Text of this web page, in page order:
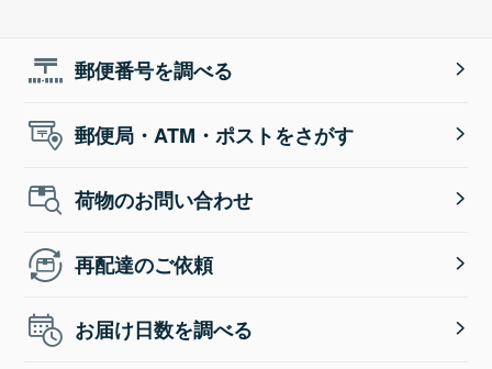
郵便番号を調べる
郵便局・ATM・ポストをさがす
荷物のお問い合わせ
再配達のご依頼
お届け日数を調べる